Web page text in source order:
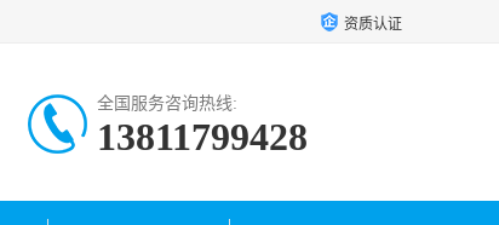
资质认证
全国服务咨询热线:
13811799428